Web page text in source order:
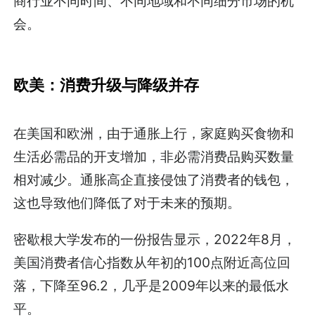
会。
欧美：消费升级与降级并存
在美国和欧洲，由于通胀上行，家庭购买食物和
生活必需品的开支增加，非必需消费品购买数量
相对减少。通胀高企直接侵蚀了消费者的钱包，
这也导致他们降低了对于未来的预期。
密歇根大学发布的一份报告显示，2022年8月，
美国消费者信心指数从年初的100点附近高位回
落，下降至96.2，几乎是2009年以来的最低水
平。